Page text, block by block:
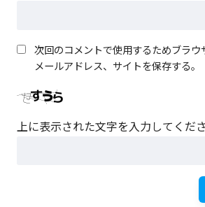
次回のコメントで使用するためブラウ
メールアドレス、サイトを保存する。
上に表示された文字を入力してくださ